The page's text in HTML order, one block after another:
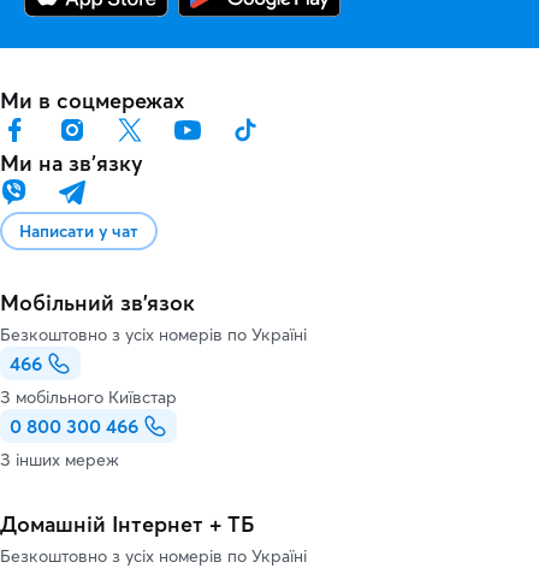
Ми в соцмережах
Ми на звʼязку
Написати у чат
Мобільний зв'язок
Безкоштовно з усіх номерів по Україні
466
З мобільного Київстар
0 800 300 466
З інших мереж
Домашній Інтернет + ТБ
Безкоштовно з усіх номерів по Україні